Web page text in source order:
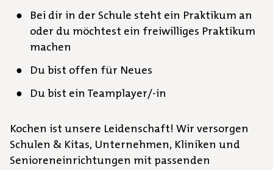
Bei dir in der Schule steht ein Praktikum an
oder du möchtest ein freiwilliges Praktikum
machen
Du bist offen für Neues
Du bist ein Teamplayer/-in
Kochen ist unsere Leidenschaft! Wir versorgen
Schulen & Kitas, Unternehmen, Kliniken und
Senioreneinrichtungen mit passenden